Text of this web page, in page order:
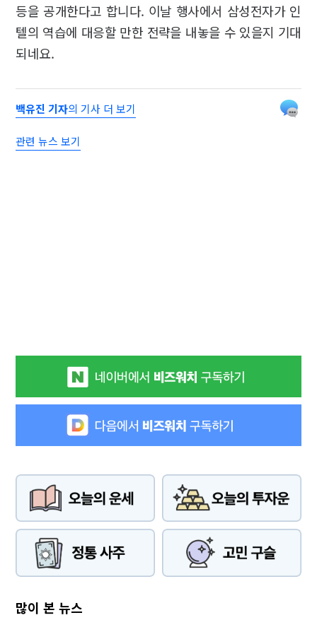
등을 공개한다고 합니다. 이날 행사에서 삼성전자가 인
텔의 역습에 대응할 만한 전략을 내놓을 수 있을지 기대
되네요.
백유진 기자의 기사 더 보기
관련 뉴스 보기
많이 본 뉴스